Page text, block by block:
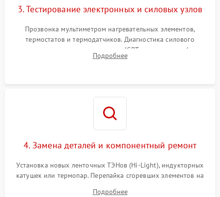
3. Тестирование электронных и силовых узлов
Прозвонка мультиметром нагревательных элементов,
термостатов и термодатчиков. Диагностика силового
модуля, реле, диодных мостов и IGBT-транзисторов (для
индукции). Проверка кранов и газ-контроля (для газовых
Подробнее
4. Замена деталей и компонентный ремонт
Установка новых ленточных ТЭНов (Hi-Light), индукторных
катушек или термопар. Перепайка сгоревших элементов на
Подробнее